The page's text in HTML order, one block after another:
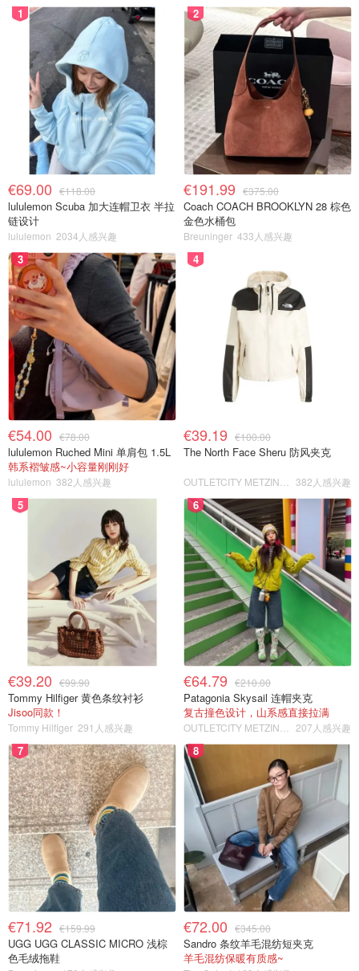
1
€69.00 €118.00
lululemon Scuba 加大连帽卫衣 半拉
链设计
lululemon 2034人感兴趣
2
€191.99 €375.00
Coach COACH BROOKLYN 28 棕色
金色水桶包
Breuninger 433人感兴趣
3
€54.00 €78.00
lululemon Ruched Mini 单肩包 1.5L
韩系褶皱感~小容量刚刚好
lululemon 382人感兴趣
4
€39.19 €100.00
The North Face Sheru 防风夹克
382人感兴趣
5
€39.20 €99.90
Tommy Hilfiger 黄色条纹衬衫
Jisoo同款！
Tommy Hilfiger 291人感兴趣
6
€64.79 €210.00
Patagonia Skysail 连帽夹克
复古撞色设计，山系感直接拉满
207人感兴趣
7
€71.92 €159.99
UGG UGG CLASSIC MICRO 浅棕
色毛绒拖鞋
8
€72.00 €345.00
Sandro 条纹羊毛混纺短夹克
羊毛混纺保暖有质感~